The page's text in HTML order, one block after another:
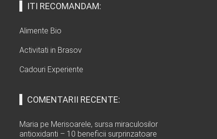
ITI RECOMANDAM:
Alimente Bio
Activitati in Brasov
Cadouri Experiente
COMENTARII RECENTE:
Maria pe Merisoarele, sursa miraculosilor
antioxidanti – 10 beneficii surprinzatoare